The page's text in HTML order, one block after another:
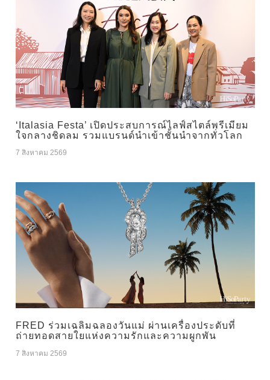
‘Italasia Festa’ เปิดประสบการณ์ไลฟ์สไตล์พรีเมียม
ใจกลางชิดลม รวมแบรนด์นำเข้าชั้นนำจากทั่วโลก
7 สิงหาคม 2569
FRED ร่วมเฉลิมฉลองวันแม่ ผ่านเครื่องประดับที่
ถ่ายทอดสายใยแห่งความรักและความผูกพัน
7 สิงหาคม 2569